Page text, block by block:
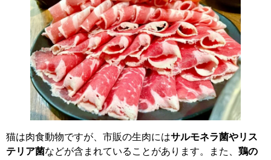
猫は肉食動物ですが、市販の生肉にはサルモネラ菌やリス
テリア菌などが含まれていることがあります。また、 鶏の